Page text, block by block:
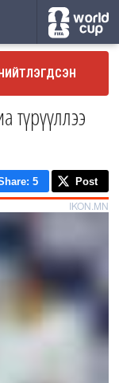
түрүүллээ
: 5 Post
IKON.MN